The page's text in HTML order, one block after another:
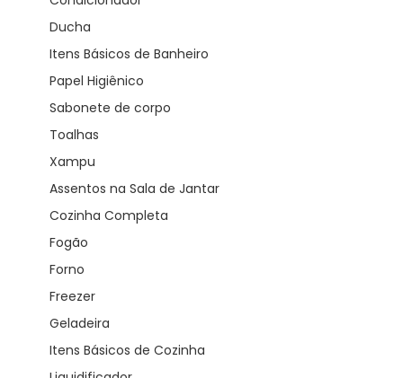
Ducha
Itens Básicos de Banheiro
Papel Higiênico
Sabonete de corpo
Toalhas
Xampu
Assentos na Sala de Jantar
Cozinha Completa
Fogão
Forno
Freezer
Geladeira
Itens Básicos de Cozinha